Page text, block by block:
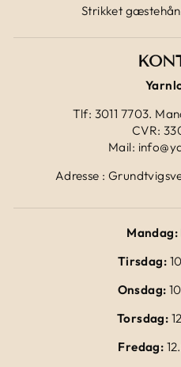
Strikket
Tlf: 3011 7703.
CVR:
Mail:
Adresse :
Mandag:
Tirsdag:
Onsdag:
Torsdag:
Fredag: